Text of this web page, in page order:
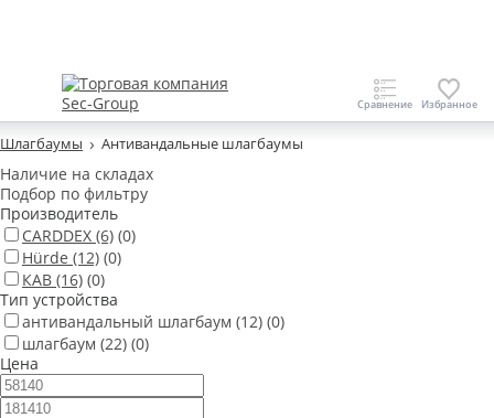
Шлагбаумы Антивандальные шлагбаумы
Наличие на складах
Подбор по фильтру
Производитель
CARDDEX (6) (0)
Hürde (12) (0)
КАВ (16) (0)
Тип устройства
антивандальный шлагбаум (12) (0)
шлагбаум (22) (0)
Цена